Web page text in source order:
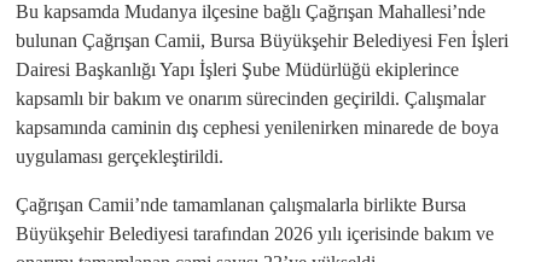
Bu kapsamda Mudanya ilçesine bağlı Çağrışan Mahallesi’nde
bulunan Çağrışan Camii, Bursa Büyükşehir Belediyesi Fen İşleri
Dairesi Başkanlığı Yapı İşleri Şube Müdürlüğü ekiplerince
kapsamlı bir bakım ve onarım sürecinden geçirildi. Çalışmalar
kapsamında caminin dış cephesi yenilenirken minarede de boya
uygulaması gerçekleştirildi.
Çağrışan Camii’nde tamamlanan çalışmalarla birlikte Bursa
Büyükşehir Belediyesi tarafından 2026 yılı içerisinde bakım ve